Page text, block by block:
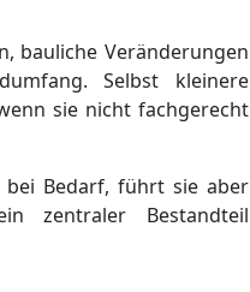
bauliche Veränderungen
Selbst kleinere
sie nicht fachgerecht
bei Bedarf, führt sie aber
zentraler Bestandteil